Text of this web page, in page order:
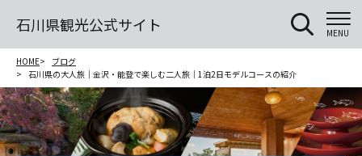
石川県観光公式サイト MENU
HOME
ブログ
石川県の大人旅｜金沢・能登で楽しむ二人旅｜1泊2日モデルコースの紹介